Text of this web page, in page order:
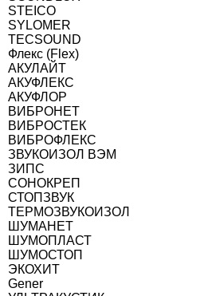
STEICO
SYLOMER
TECSOUND
Флекс (Flex)
АКУЛАЙТ
АКУФЛЕКС
АКУФЛОР
ВИБРОНЕТ
ВИБРОСТЕК
ВИБРОФЛЕКС
ЗВУКОИЗОЛ ВЭМ
ЗИПС
СОНОКРЕП
СТОПЗВУК
ТЕРМОЗВУКОИЗОЛ
ШУМАНЕТ
ШУМОПЛАСТ
ШУМОСТОП
ЭКОХИТ
Gener